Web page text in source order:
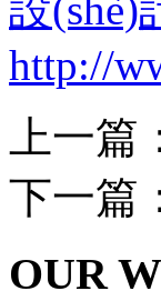
http://
上一篇
下一篇
OUR